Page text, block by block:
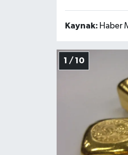
Kaynak: Haber
1 / 10